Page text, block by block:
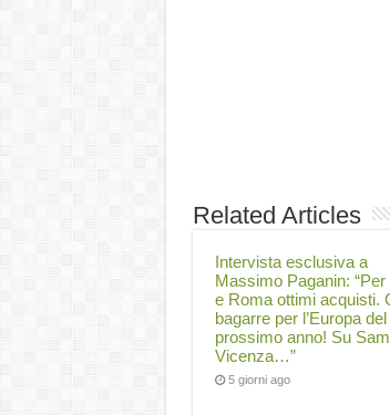
Related Articles
Intervista esclusiva a
Massimo Paganin: “Per
e Roma ottimi acquisti.
bagarre per l’Europa del
prossimo anno! Su
Vicenza…”
5 giorni ago